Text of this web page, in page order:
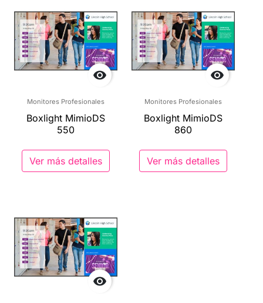

Monitores Profesionales
Boxlight MimioDS
550
Ver más detalles

Monitores Profesionales
Boxlight MimioDS
860
Ver más detalles
